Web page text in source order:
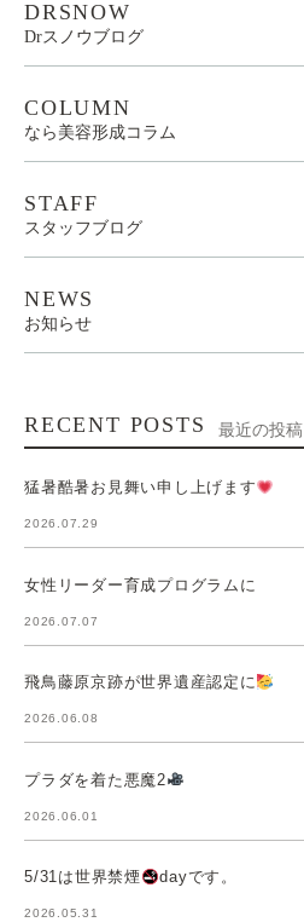
DRSNOW
Drスノウブログ
COLUMN
なら美容形成コラム
STAFF
スタッフブログ
NEWS
お知らせ
RECENT POSTS 最近の投稿
猛暑酷暑お見舞い申し上げます
2026.07.29
女性リーダー育成プログラムに
2026.07.07
飛鳥藤原京跡が世界遺産認定に
2026.06.08
プラダを着た悪魔2
2026.06.01
5/31は世界禁煙 dayです。
2026.05.31